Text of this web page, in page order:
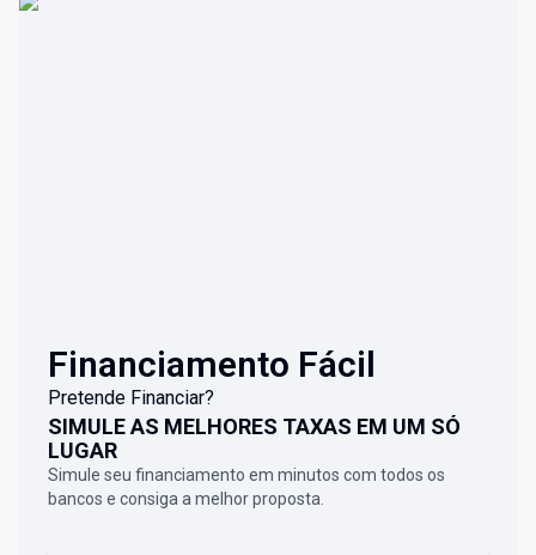
Financiamento Fácil
Pretende Financiar?
SIMULE AS MELHORES TAXAS EM UM SÓ
LUGAR
Simule seu financiamento em minutos com todos os
bancos e consiga a melhor proposta.